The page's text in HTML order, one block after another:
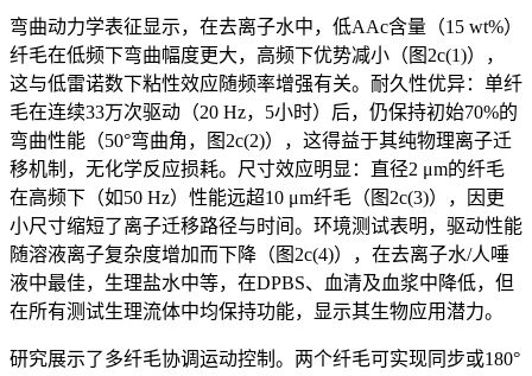
弯曲动力学表征显示，在去离子水中，低AAc含量（15 wt%）
纤毛在低频下弯曲幅度更大，高频下优势减小（图2c(1)），
这与低雷诺数下粘性效应随频率增强有关。耐久性优异：单纤
毛在连续33万次驱动（20 Hz，5小时）后，仍保持初始70%的
弯曲性能（50°弯曲角，图2c(2)），这得益于其纯物理离子迁
移机制，无化学反应损耗。尺寸效应明显：直径2 μm的纤毛
在高频下（如50 Hz）性能远超10 μm纤毛（图2c(3)），因更
小尺寸缩短了离子迁移路径与时间。环境测试表明，驱动性能
随溶液离子复杂度增加而下降（图2c(4)），在去离子水/人唾
液中最佳，生理盐水中等，在DPBS、血清及血浆中降低，但
在所有测试生理流体中均保持功能，显示其生物应用潜力。
研究展示了多纤毛协调运动控制。两个纤毛可实现同步或180°